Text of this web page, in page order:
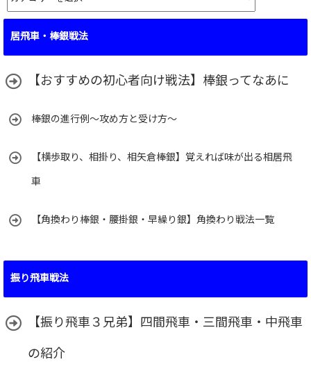
テ
居飛車・棒銀戦法
【おすすめの初心者向け戦法】棒銀ってなあに
棒銀の進行例～攻め方と受け方～
【横歩取り、相掛り、相矢倉棒銀】覚えれば味が出る相居飛
車
【角換わり棒銀・腰掛銀・早繰り銀】角換わり戦法一覧
振り飛車戦法
【振り飛車３兄弟】四間飛車・三間飛車・中飛車
の紹介